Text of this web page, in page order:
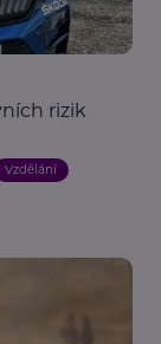
rizik
Vzdělání